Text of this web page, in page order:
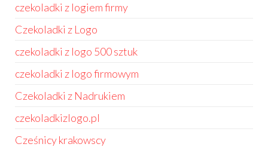
czekoladki z logiem firmy
Czekoladki z Logo
czekoladki z logo 500 sztuk
czekoladki z logo firmowym
Czekoladki z Nadrukiem
czekoladkizlogo.pl
Cześnicy krakowscy